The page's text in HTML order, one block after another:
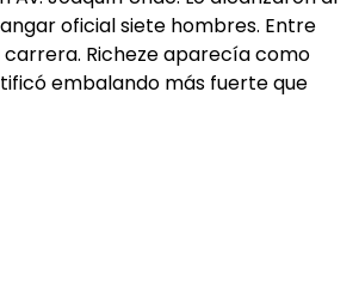
oficial siete hombres. Entre
carrera. Richeze aparecía como
embalando más fuerte que